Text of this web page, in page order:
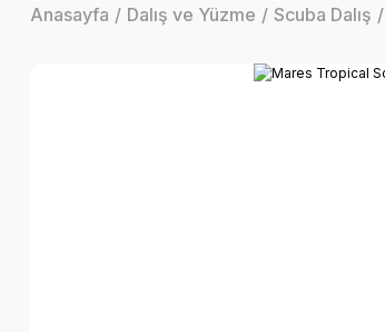
Anasayfa Dalış ve Yüzme Scuba Dalış